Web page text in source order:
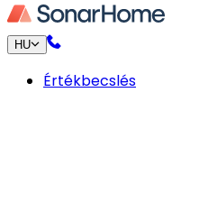
HU
Értékbecslés